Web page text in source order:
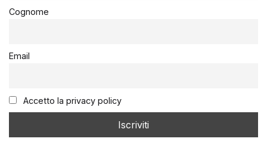
Cognome
Email
Accetto la privacy policy